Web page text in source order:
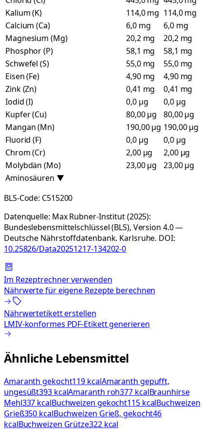
Kalium (K)
114,0 mg 114,0 mg
Calcium (Ca)
6,0 mg
6,0 mg
Magnesium (Mg)
20,2 mg
20,2 mg
Phosphor (P)
58,1 mg
58,1 mg
Schwefel (S)
55,0 mg
55,0 mg
Eisen (Fe)
4,90 mg
4,90 mg
Zink (Zn)
0,41 mg
0,41 mg
Iodid (I)
0,0 µg
0,0 µg
Kupfer (Cu)
80,00 µg
80,00 µg
Mangan (Mn)
190,00 µg 190,00 µg
Fluorid (F)
0,0 µg
0,0 µg
Chrom (Cr)
2,00 µg
2,00 µg
Molybdän (Mo)
23,00 µg
23,00 µg
Aminosäuren ▼
BLS-Code: C515200
Datenquelle: Max Rubner-Institut (2025):
Bundeslebensmittelschlüssel (BLS), Version 4.0 —
Deutsche Nährstoffdatenbank. Karlsruhe. DOI:
10.25826/Data20251217-134202-0
Im Rezeptrechner verwenden
Nährwerte für eigene Rezepte berechnen
Nährwertetikett erstellen
LMIV-konformes PDF-Etikett generieren
Ähnliche Lebensmittel
Amaranth gekocht119 kcalAmaranth gepufft,
ungesüßt393 kcalAmaranth roh377 kcalBraunhirse
Mehl337 kcalBuchweizen gekocht115 kcalBuchweizen
Grieß350 kcalBuchweizen Grieß, gekocht46
kcalBuchweizen Grütze322 kcal